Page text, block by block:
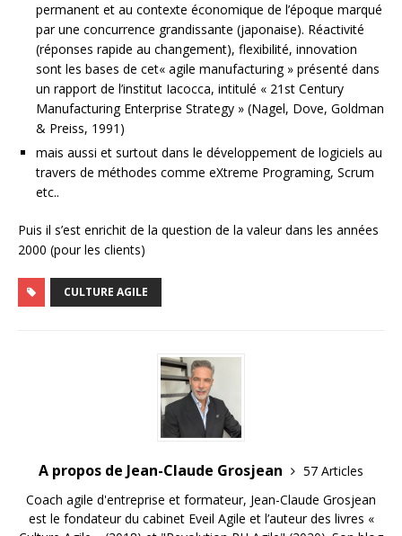
permanent et au contexte économique de l’époque marqué
par une concurrence grandissante (japonaise). Réactivité
(réponses rapide au changement), flexibilité, innovation
sont les bases de cet« agile manufacturing » présenté dans
un rapport de l’institut Iacocca, intitulé « 21st Century
Manufacturing Enterprise Strategy » (Nagel, Dove, Goldman
& Preiss, 1991)
mais aussi et surtout dans le développement de logiciels au
travers de méthodes comme eXtreme Programing, Scrum
etc..
Puis il s’est enrichit de la question de la valeur dans les années
2000 (pour les clients)
CULTURE AGILE
A propos de Jean-Claude Grosjean
57 Articles
Coach agile d'entreprise et formateur, Jean-Claude Grosjean
est le fondateur du cabinet Eveil Agile et l’auteur des livres «